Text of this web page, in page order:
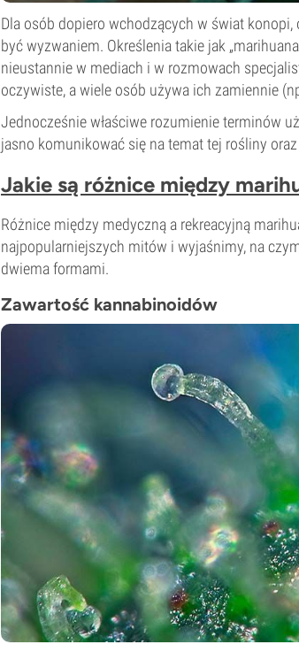
Dla osób dopiero wchodzących w świat
być wyzwaniem. Określenia takie jak
nieustannie w mediach i w rozmowach
oczywiste, a wiele osób używa ich zamiennie
Jednocześnie właściwe rozumienie terminów
jasno komunikować się na temat tej rośliny
Jakie są różnice między
Różnice między medyczną a rekreacyjną
najpopularniejszych mitów i wyjaśnimy, na
dwiema formami.
Zawartość kannabinoidów